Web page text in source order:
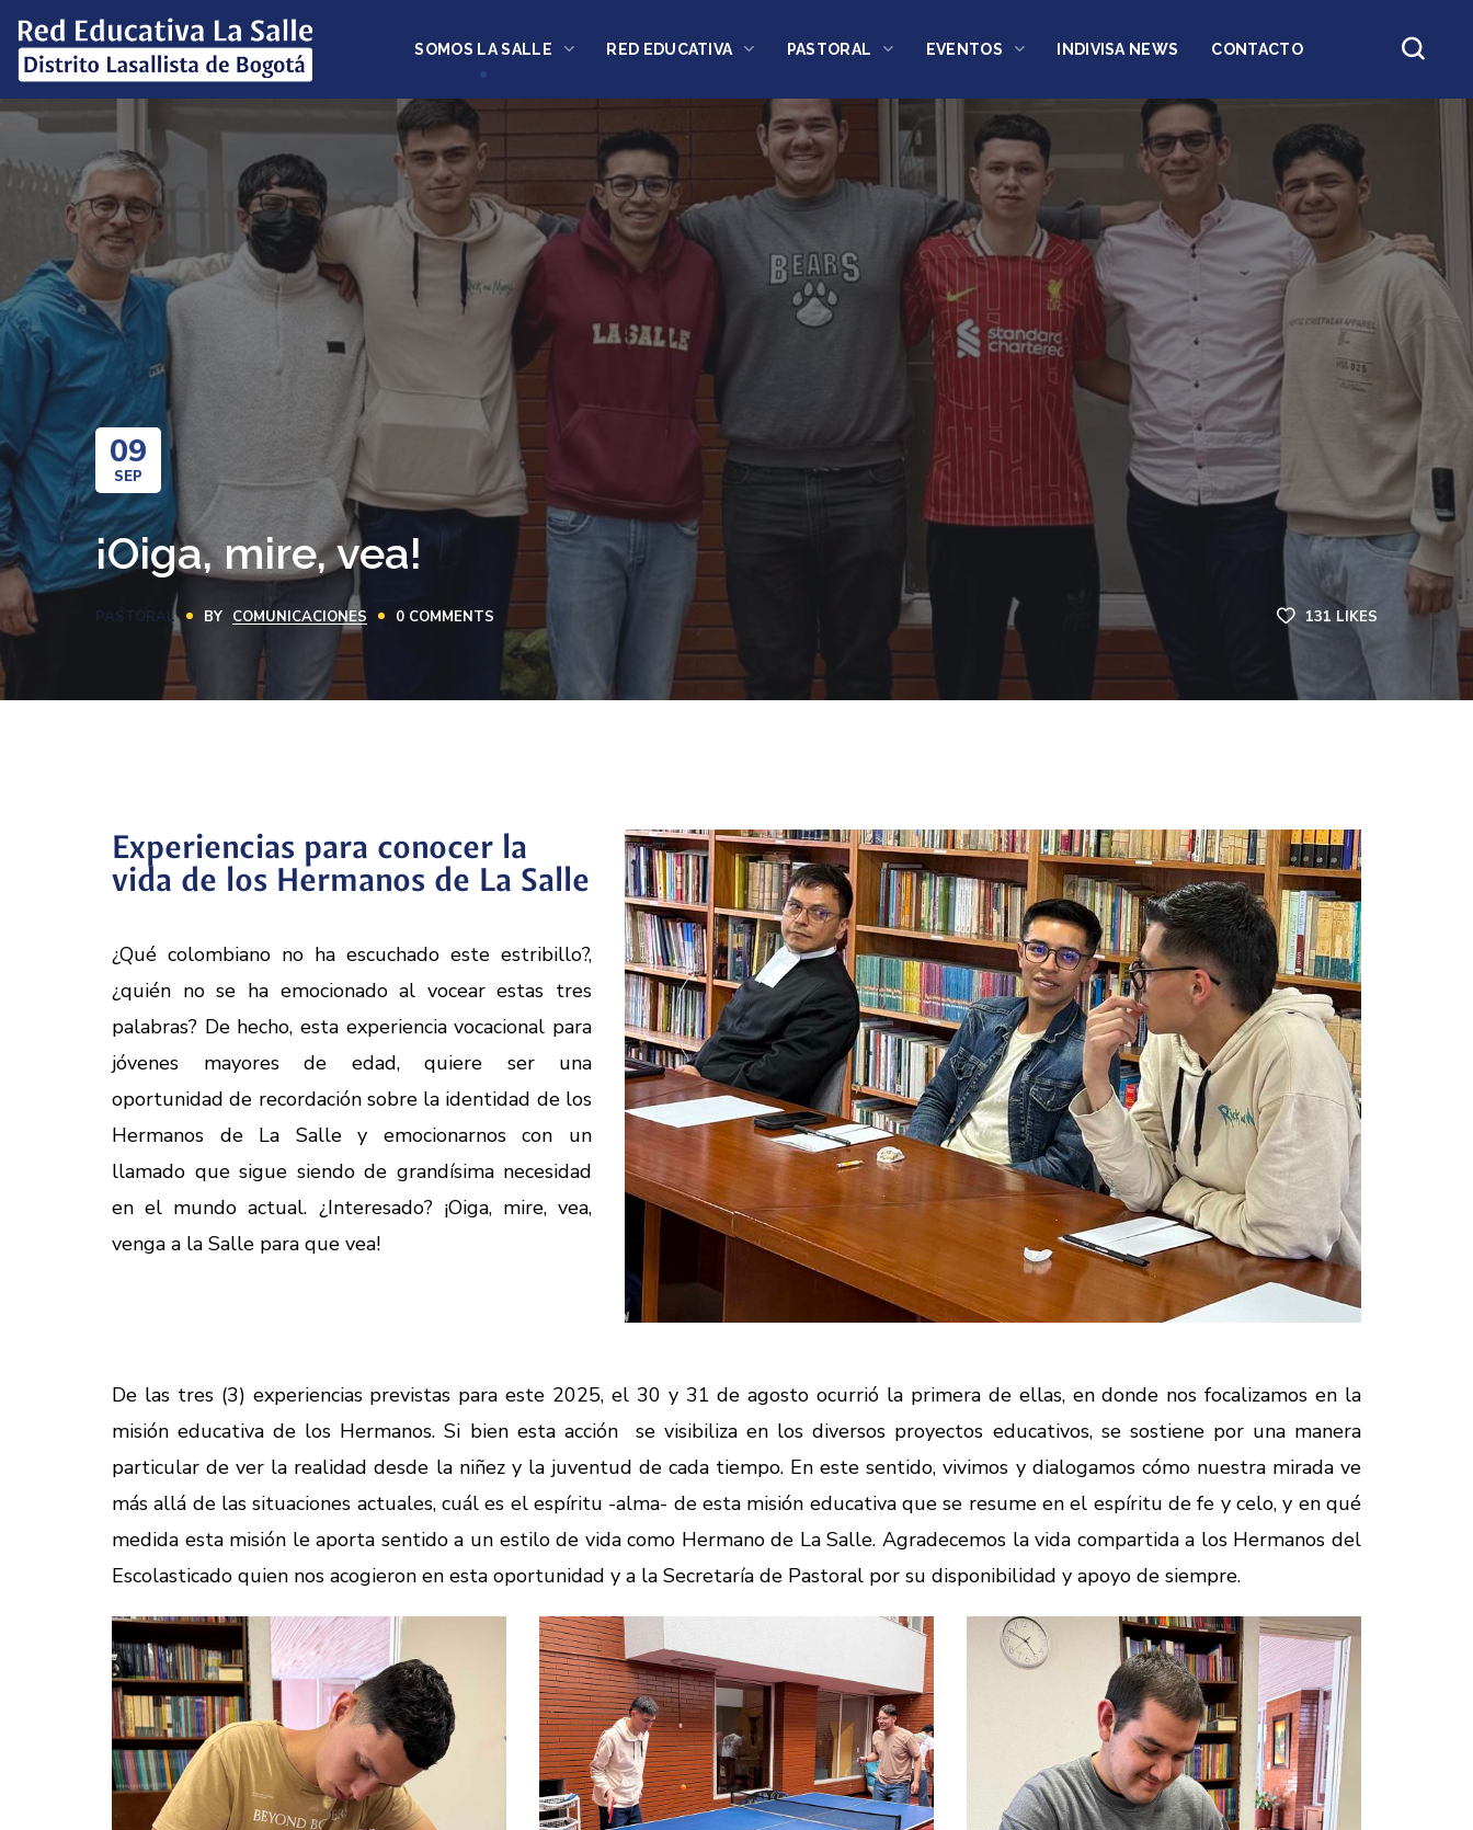
SOMOS LA SALLE RED EDUCATIVA PASTORAL EVENTOS INDIVISA NEWS CONTACTO
09
SEP
¡Oiga, mire, vea!
PASTORAL BY COMUNICACIONES 0 COMMENTS 131 LIKES
Experiencias para conocer la
vida de los Hermanos de La Salle
¿Qué colombiano no ha escuchado este estribillo?,
¿quién no se ha emocionado al vocear estas tres
palabras? De hecho, esta experiencia vocacional para
jóvenes mayores de edad, quiere ser una
oportunidad de recordación sobre la identidad de los
Hermanos de La Salle y emocionarnos con un
llamado que sigue siendo de grandísima necesidad
en el mundo actual. ¿Interesado? ¡Oiga, mire, vea,
venga a la Salle para que vea!
De las tres (3) experiencias previstas para este 2025, el 30 y 31 de agosto ocurrió la primera de ellas, en donde nos focalizamos en la
misión educativa de los Hermanos. Si bien esta acción se visibiliza en los diversos proyectos educativos, se sostiene por una manera
particular de ver la realidad desde la niñez y la juventud de cada tiempo. En este sentido, vivimos y dialogamos cómo nuestra mirada ve
más allá de las situaciones actuales, cuál es el espíritu -alma- de esta misión educativa que se resume en el espíritu de fe y celo, y en qué
medida esta misión le aporta sentido a un estilo de vida como Hermano de La Salle. Agradecemos la vida compartida a los Hermanos del
Escolasticado quien nos acogieron en esta oportunidad y a la Secretaría de Pastoral por su disponibilidad y apoyo de siempre.